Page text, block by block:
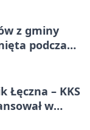
z gminy
podczas
Łęczna – KKS
w